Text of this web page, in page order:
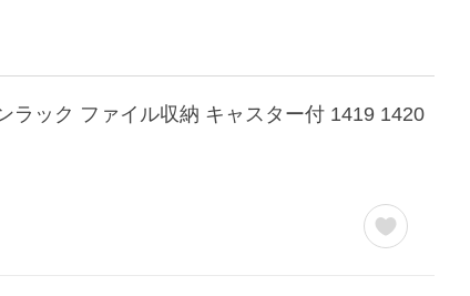
ラック ファイル収納 キャスター付 1419 1420